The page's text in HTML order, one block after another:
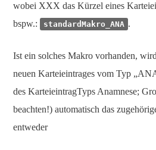
wobei XXX das Kürzel eines
bspw.:
standardMakro_ANA .
Ist ein solches Makro vorhanden,
neuen Karteieintrages vom Typ
des KarteieintragTyps Anamnese;
beachten!) automatisch das
entweder